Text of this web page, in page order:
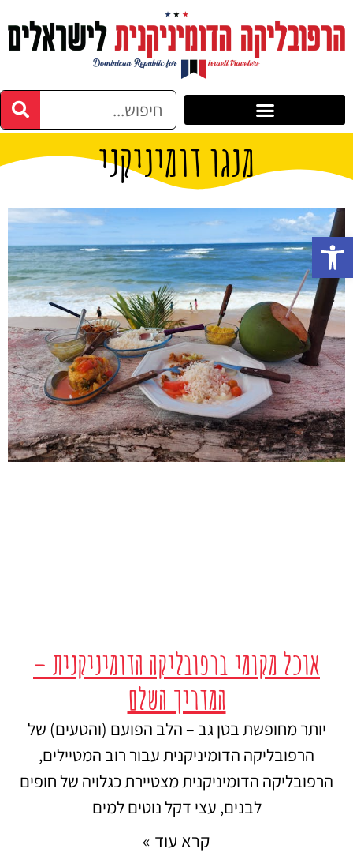
מנגו דומיניקני
אוכל מקומי ברפובליקה הדומיניקנית –
המדריך השלם
יותר מחופשת בטן גב – הלב הפועם (והטעים) של
הרפובליקה הדומיניקנית עבור רוב המטיילים,
הרפובליקה הדומיניקנית מצטיירת כגלויה של חופים
לבנים, עצי דקל נוטים למים
קרא עוד »
פתח סרגל נגישות